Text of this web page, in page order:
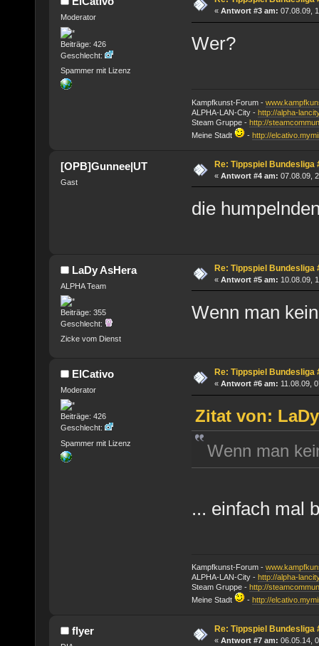
Moderator
Beiträge: 426
Geschlecht:
Spammer mit Lizenz
« Antwort #3 am: 07.08.09,
Wer?
Kampfkunst-Forum -
ALPHA-LAN-City - http://alpha-
Steam Gruppe - http://
Meine Stadt
- http://
[OPB]Gunnee|UT
Gast
Re: Tippspiel Bundesliga
« Antwort #4 am: 07.08.09,
die
LaDy AsHera
ALPHA Team
Beiträge: 355
Geschlecht:
Zicke vom Dienst
Re: Tippspiel
« Antwort #5 am: 10.08.09,
Wenn man
ElCativo
Moderator
Beiträge: 426
Geschlecht:
Spammer mit Lizenz
Re: Tippspiel
« Antwort #6 am: 11.08.09,
Zitat von:
Wenn man
... einfach mal
Kampfkunst-Forum -
ALPHA-LAN-City - http://alpha-
Steam Gruppe - http://
Meine Stadt
- http://
flyer Re: Tippspiel
« Antwort #7 am: 06.05.14,